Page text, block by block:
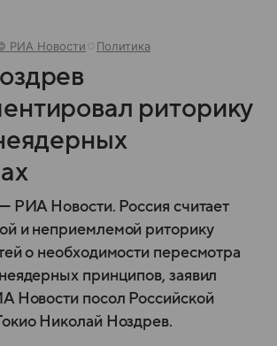
РИА Новости Политика
риторику
РИА Новости. Россия считает
и неприемлемой риторику
о необходимости пересмотра
принципов, заявил
Новости посол Российской
Николай Ноздрев.